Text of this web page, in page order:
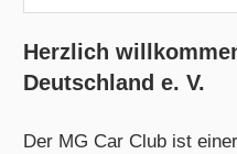
nach:
Herzlich
Deutschland e. V.
Der MG Car Club ist